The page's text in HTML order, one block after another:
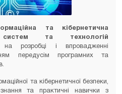
та кібернетична
та технологій
на розробці і впровадженні
передусім програмних та
та кібернетичної безпеки,
та практичні навички з